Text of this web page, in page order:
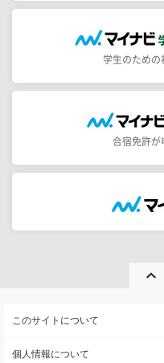
学生のための
合宿免許が
このサイトについて
個人情報について